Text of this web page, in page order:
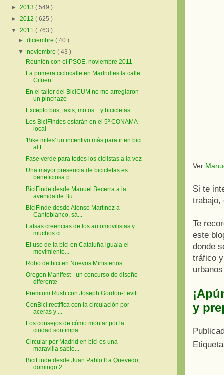
Ver
Si te
trabajo,
Te
este
donde
tráfico
y
► 2013 ( 549 )
► 2012 ( 625 )
▼ 2011 ( 763 )
►diciembre( 40 )
▼noviembre( 43 )
Reunión con el PSOE, noviembre 2011
La primera ciclocalle en Madrid es la calle
Cifuen...
En el taller del BiciCUM no me arreglaron
un pinchazo
Excepto bus, taxis, motos... y bicicletas
Los BiciFindes estarán en el 5º CONAMA
local
'Bike miles' un incentivo más para ir en bici
al t...
Fase verde para todos los ciclistas a la vez
Una mayor presencia de bicicletas es
beneficiosa p...
BiciFinde desde Manuel Becerra a la
avenida de Bu...
BiciFinde desde Alonso Martínez a
Cantoblanco, sá...
Falsas creencias de los automovilistas y
muchos ci...
El uso de la bici en Cataluña iguala el
movimiento...
Robo de bici en Nuevos Ministerios
Oregon Manifest - un concurso de diseño
diferente
Premium Rush con Joseph Gordon-Levitt
ConBici rectifica con la circulación por
aceras y ...
Los consejos de cómo montar por la
ciudad son impa...
Circular por Madrid en bici es una
maravilla sabie...
BiciFinde desde Juan Pablo II a Quevedo,
domingo 2...